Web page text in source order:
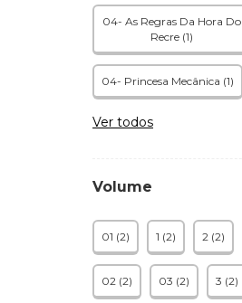
04- As Regras Da Hora Do
Recre (1)
04- Princesa Mecânica (1)
Ver todos
Volume
01 (2) 1 (2) 2 (2)
02 (2) 03 (2) 3 (2)